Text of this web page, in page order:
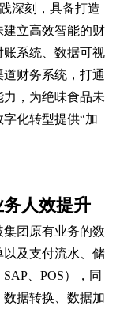
深刻，具备打造
立高效智能的财
系统、数据可视
财务系统，打通
，为绝味食品未
化转型提供“加
人效提升
团原有业务的数
及支付流水、储
、POS），同
据转换、数据加